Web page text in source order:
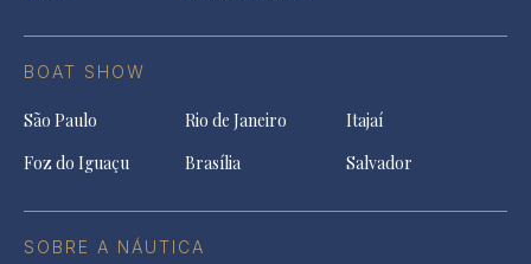
BOAT SHOW
São Paulo Rio de Janeiro
Itajaí
Foz do Iguaçu
Brasília Salvador
SOBRE A NÁUTICA